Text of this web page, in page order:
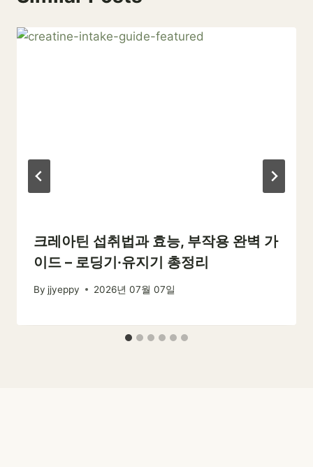
크레아틴 섭취법과 효능, 부작용 완벽 가
이드 – 로딩기·유지기 총정리
By jjyeppy 2026년 07월 07일